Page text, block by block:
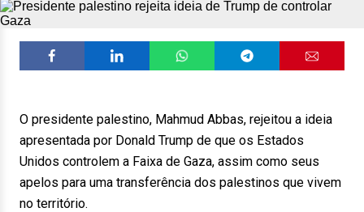
O presidente palestino, Mahmud Abbas, rejeitou a ideia
apresentada por Donald Trump de que os Estados
Unidos controlem a Faixa de Gaza, assim como seus
apelos para uma transferência dos palestinos que vivem
no território.